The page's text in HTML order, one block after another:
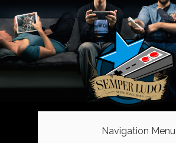
Navigation Menu